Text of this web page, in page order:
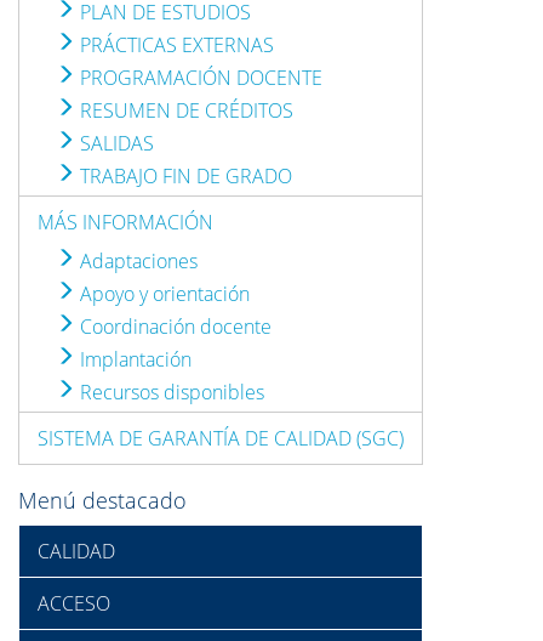
PLAN DE ESTUDIOS
PRÁCTICAS EXTERNAS
PROGRAMACIÓN DOCENTE
RESUMEN DE CRÉDITOS
SALIDAS
TRABAJO FIN DE GRADO
MÁS INFORMACIÓN
Adaptaciones
Apoyo y orientación
Coordinación docente
Implantación
Recursos disponibles
SISTEMA DE GARANTÍA DE CALIDAD (SGC)
Menú destacado
CALIDAD
ACCESO